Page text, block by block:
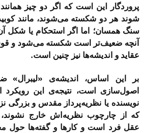
پروردگار این است که اگر دو چیز
شوند هر دو شکسته می‌شوند، مانند
سنگ همسان؛ اما اگر استحکام یا شکل
آنچه ضعیف‌تر است شکسته می‌شود و
عقاید و اندیشه‌ها نیز چنین است.
بر این اساس، اندیشه‌ی «لیبرال»
اصول‌سازی است، نتیجه‌ی این
نویسنده یا نظریه‌پرداز مقدس و بزرگی
که از چارچوب نظریه‌اش خارج نشوند،
عقل فرد است و کارها و گفته‌ها حول